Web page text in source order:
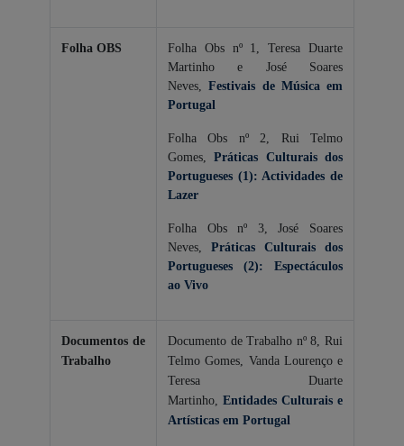
Folha OBS
Folha Obs nº 1, Teresa Duarte
Martinho e José Soares
Neves,Festivais de Música em
Portugal
Folha Obs nº 2, Rui Telmo
Gomes,Práticas Culturais dos
Portugueses (1):Actividades de
Lazer
Folha Obs nº 3, José Soares
Neves, Práticas Culturais dos
Portugueses (2): Espectáculos
ao Vivo
Documentos de
Trabalho
Documento de Trabalho nº 8, Rui
Telmo Gomes, Vanda Lourenço e
Teresa Duarte
Martinho, Entidades Culturais e
Artísticas em Portugal